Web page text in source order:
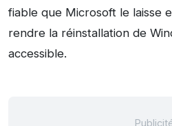
fiable que Microsoft le laisse
rendre la réinstallation de
accessible.